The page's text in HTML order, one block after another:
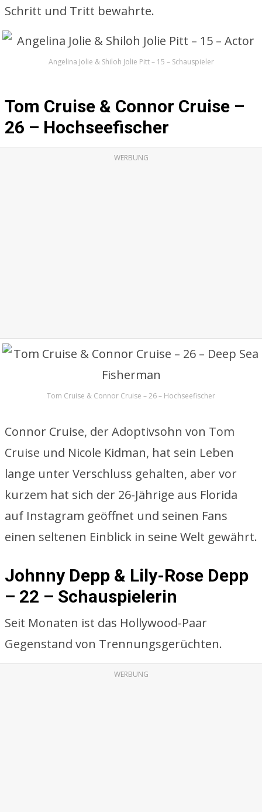
Schritt und Tritt bewahrte.
Angelina Jolie & Shiloh Jolie Pitt – 15 – Schauspieler
Tom Cruise & Connor Cruise –
26 – Hochseefischer
WERBUNG
Tom Cruise & Connor Cruise – 26 – Hochseefischer
Connor Cruise, der Adoptivsohn von Tom
Cruise und Nicole Kidman, hat sein Leben
lange unter Verschluss gehalten, aber vor
kurzem hat sich der 26-Jährige aus Florida
auf Instagram geöffnet und seinen Fans
einen seltenen Einblick in seine Welt gewährt.
Johnny Depp & Lily-Rose Depp
– 22 – Schauspielerin
Seit Monaten ist das Hollywood-Paar
Gegenstand von Trennungsgerüchten.
WERBUNG